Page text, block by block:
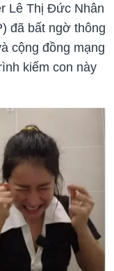
Lê Thị Đức Nhân
đã bất ngờ thông
cộng đồng mạng
kiếm con này